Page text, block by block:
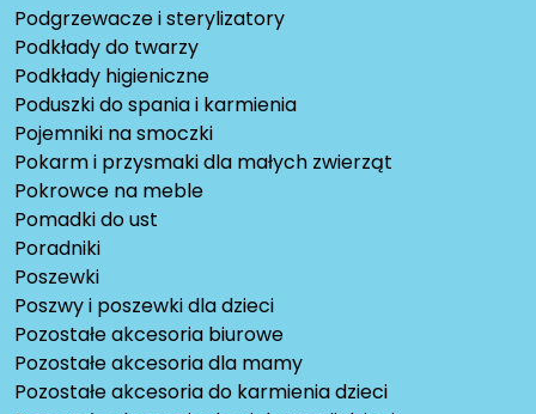
Podgrzewacze i sterylizatory
Podkłady do twarzy
Podkłady higieniczne
Poduszki do spania i karmienia
Pojemniki na smoczki
Pokarm i przysmaki dla małych zwierząt
Pokrowce na meble
Pomadki do ust
Poradniki
Poszewki
Poszwy i poszewki dla dzieci
Pozostałe akcesoria biurowe
Pozostałe akcesoria dla mamy
Pozostałe akcesoria do karmienia dzieci